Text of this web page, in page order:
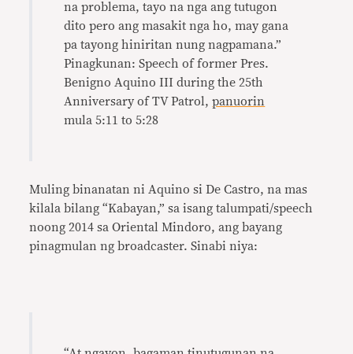
na problema, tayo na nga ang tutugon
dito pero ang masakit nga ho, may gana
pa tayong hiniritan nung nagpamana.”
Pinagkunan: Speech of former Pres.
Benigno Aquino III during the 25th
Anniversary of TV Patrol,panuorin
mula 5:11 to 5:28
Muling binanatan ni Aquino si De Castro, na mas
kilala bilang “Kabayan,” sa isang talumpati/speech
noong 2014 sa Oriental Mindoro, ang bayang
pinagmulan ng broadcaster. Sinabi niya: